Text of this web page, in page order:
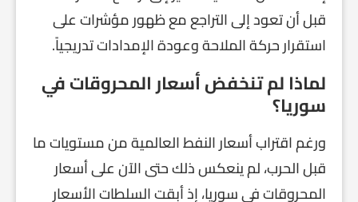
قبل أن تعود إلى التراجع مع ظهور مؤشرات على
استقرار حركة الملاحة وعودة الإمدادات تدريجياً.
لماذا لم تنخفض أسعار المحروقات في
سوريا؟
ورغم اقتراب أسعار النفط العالمية من مستويات ما
قبل الحرب، لم ينعكس ذلك حتى الآن على أسعار
المحروقات في سوريا، إذ أبقت السلطات الأسعار